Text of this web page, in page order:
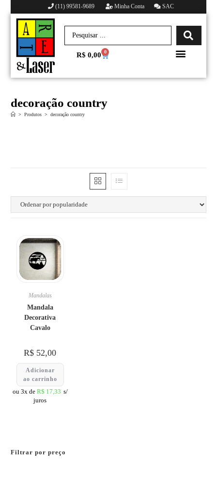
(11) 99581-9689 Minha Conta SAC
R$ 0,00 0
decoração country
> Produtos > decoração country
Mandalas
Mandala
Decorativa
Cavalo
R$ 52,00
Adicionar
ao carrinho
ou 3x de R$ 17,33 s/
juros
Filtrar por preço